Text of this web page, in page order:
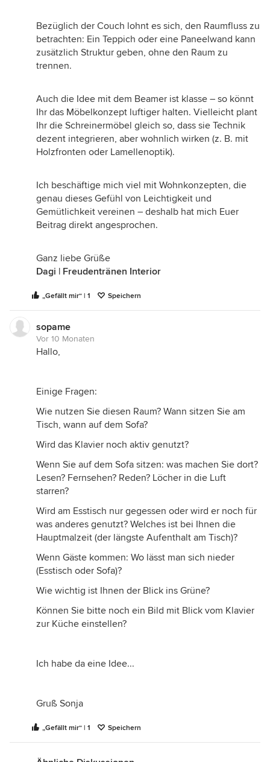
Bezüglich der Couch lohnt es sich, den Raumfluss zu
betrachten: Ein Teppich oder eine Paneelwand kann
zusätzlich Struktur geben, ohne den Raum zu
trennen.
Auch die Idee mit dem Beamer ist klasse – so könnt
Ihr das Möbelkonzept luftiger halten. Vielleicht plant
Ihr die Schreinermöbel gleich so, dass sie Technik
dezent integrieren, aber wohnlich wirken (z. B. mit
Holzfronten oder Lamellenoptik).
Ich beschäftige mich viel mit Wohnkonzepten, die
genau dieses Gefühl von Leichtigkeit und
Gemütlichkeit vereinen – deshalb hat mich Euer
Beitrag direkt angesprochen.
Ganz liebe Grüße
Dagi | Freudentränen Interior
„Gefällt mir“ | 1 Speichern
sopame
Vor 10 Monaten
Hallo,
Einige Fragen:
Wie nutzen Sie diesen Raum? Wann sitzen Sie am
Tisch, wann auf dem Sofa?
Wird das Klavier noch aktiv genutzt?
Wenn Sie auf dem Sofa sitzen: was machen Sie dort?
Lesen? Fernsehen? Reden? Löcher in die Luft
starren?
Wird am Esstisch nur gegessen oder wird er noch für
was anderes genutzt? Welches ist bei Ihnen die
Hauptmalzeit (der längste Aufenthalt am Tisch)?
Wenn Gäste kommen: Wo lässt man sich nieder
(Esstisch oder Sofa)?
Wie wichtig ist Ihnen der Blick ins Grüne?
Können Sie bitte noch ein Bild mit Blick vom Klavier
zur Küche einstellen?
Ich habe da eine Idee...
Gruß Sonja
„Gefällt mir“ | 1 Speichern